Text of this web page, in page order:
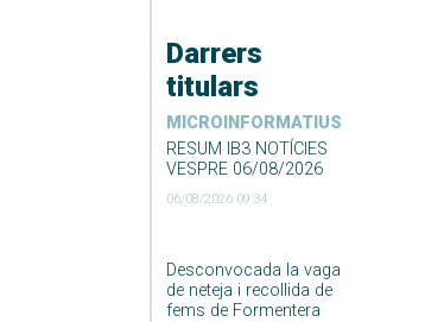
Darrers
titulars
MICROINFORMATIUS
RESUM IB3 NOTÍCIES
VESPRE 06/08/2026
06/08/2026 09:34
Desconvocada la vaga
de neteja i recollida de
fems de Formentera